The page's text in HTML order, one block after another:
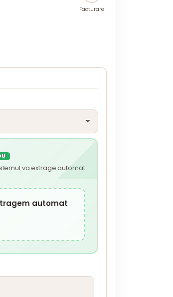
Facturare
va extrage automat
automat